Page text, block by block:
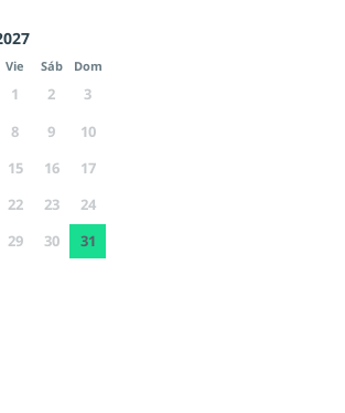
Vie Sáb Dom
1 2
3
8 9
10
15 16
17
22 23
24
29 30 31